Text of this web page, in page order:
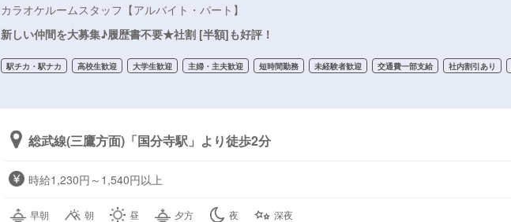
カラオケルームスタッフ【アルバイト・パート】
新しい仲間を大募集♪履歴書不要★社割 [半額]も好評！
駅チカ・駅ナカ 高校生歓迎 大学生歓迎 主婦・主夫歓迎 短時間勤務 未経験者歓迎 交通費一部支給 社内割引あり
総武線(三鷹方面)「国分寺駅」より徒歩2分
時給1,230円～1,540円以上
早朝 朝 昼 夕方 夜 深夜